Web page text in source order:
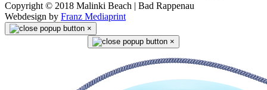
Copyright © 2018 Malinki Beach | Bad Rappenau
Webdesign by Franz Mediaprint
×
×